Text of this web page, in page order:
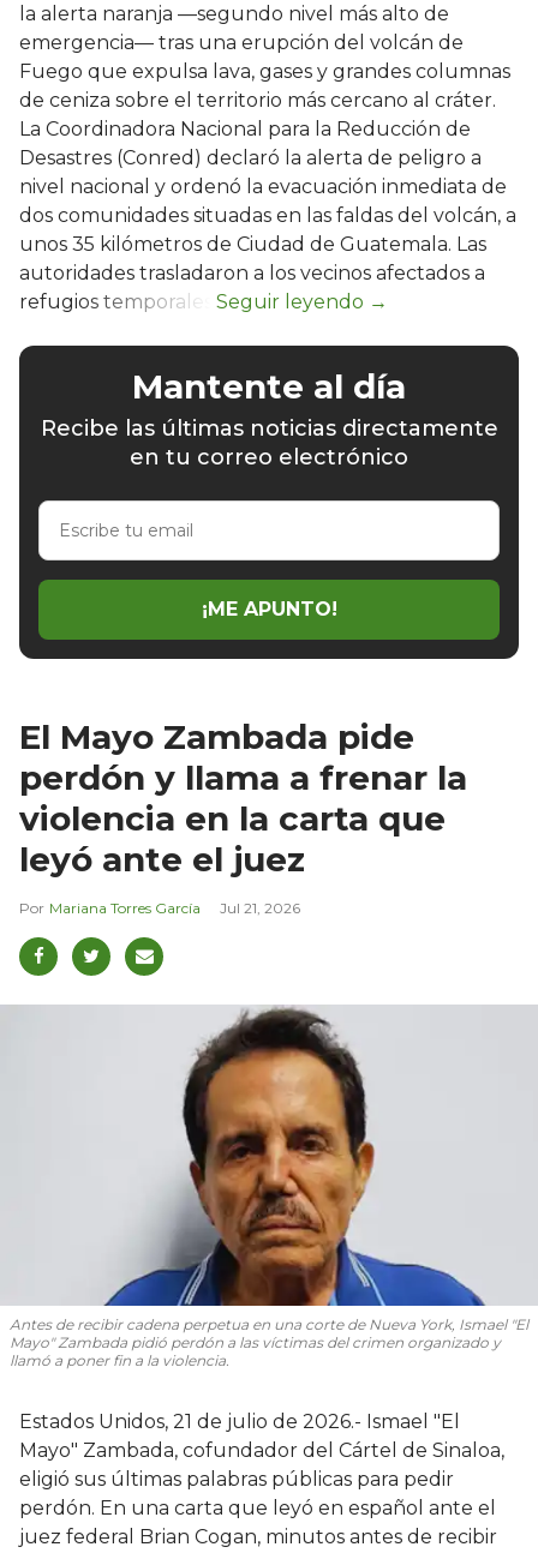
la alerta naranja —segundo nivel más alto de
emergencia— tras una erupción del volcán de
Fuego que expulsa lava, gases y grandes columnas
de ceniza sobre el territorio más cercano al cráter.
La Coordinadora Nacional para la Reducción de
Desastres (Conred) declaró la alerta de peligro a
nivel nacional y ordenó la evacuación inmediata de
dos comunidades situadas en las faldas del volcán, a
unos 35 kilómetros de Ciudad de Guatemala. Las
autoridades trasladaron a los vecinos afectados a
refugios temporales.
Mantente al día
Recibe las últimas noticias directamente
en tu correo electrónico
Escribe
email
¡ME APUNTO!
El Mayo Zambada pide
perdón y llama a frenar la
violencia en la carta que
leyó ante el juez
Mariana Torres García Jul 21, 2026
Antes de recibir cadena perpetua en una corte de Nueva York, Ismael "El
Mayo" Zambada pidió perdón a las víctimas del crimen organizado y
llamó a poner fin a la violencia.
Estados Unidos, 21 de julio de 2026.- Ismael "El
Mayo" Zambada, cofundador del Cártel de Sinaloa,
eligió sus últimas palabras públicas para pedir
perdón. En una carta que leyó en español ante el
juez federal Brian Cogan, minutos antes de recibir